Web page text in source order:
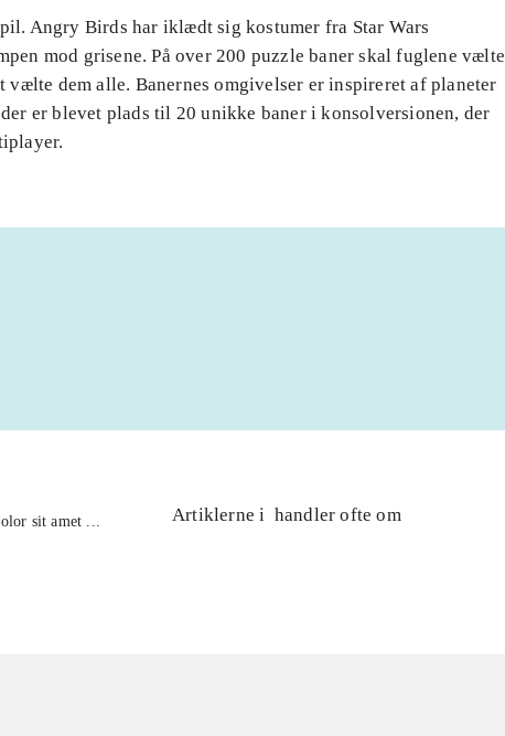
Angry Birds har iklædt sig kostumer fra Star Wars
mod grisene. På over 200 puzzle baner skal fuglene vælte
vælte dem alle. Banernes omgivelser er inspireret af planeter
er blevet plads til 20 unikke baner i konsolversionen, der
sit amet ...
Artiklerne i handler ofte om